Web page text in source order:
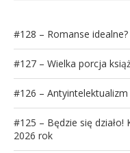
#128 – Romanse
#127 – Wielka porcja
#126 –
#125 – Będzie się
2026 rok